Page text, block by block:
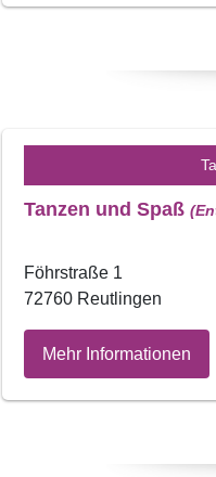
Tanzen und Spaß
Föhrstraße 1
72760 Reutlingen
Mehr Informationen